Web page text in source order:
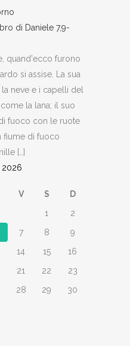
di Daniele 7,9-
quand'ecco furono
si assise. La sua
neve e i capelli del
la lana; il suo
fuoco con le ruote
fiume di fuoco
[…]
V S
D
1
2
7 8
9
14 15
16
21 22
23
28 29
30